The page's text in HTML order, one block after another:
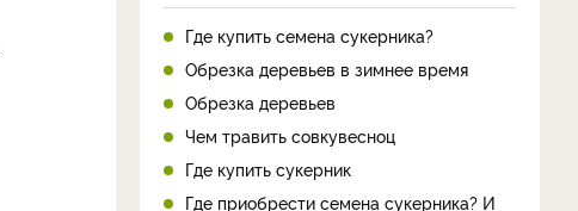
Где купить семена сукерника?
Обрезка деревьев в зимнее время
Обрезка деревьев
Чем травить совкувесноц
Где купить сукерник
Где приобрести семена сукерника? И